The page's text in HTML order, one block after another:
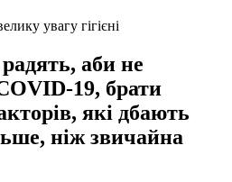
увагу гігієні
аби не
19, брати
які дбають
ніж звичайна